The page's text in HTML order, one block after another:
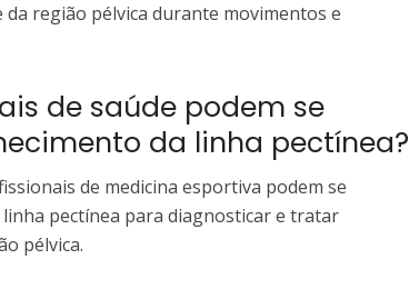
região pélvica durante movimentos e
de saúde podem se
da linha pectínea?
de medicina esportiva podem se
pectínea para diagnosticar e tratar
pélvica.